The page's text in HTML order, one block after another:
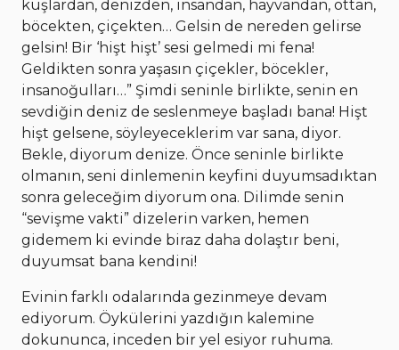
kuşlardan, denizden, insandan, hayvandan, ottan,
böcekten, çiçekten… Gelsin de nereden gelirse
gelsin! Bir ‘hişt hişt’ sesi gelmedi mi fena!
Geldikten sonra yaşasın çiçekler, böcekler,
insanoğulları…” Şimdi seninle birlikte, senin en
sevdiğin deniz de seslenmeye başladı bana! Hişt
hişt gelsene, söyleyeceklerim var sana, diyor.
Bekle, diyorum denize. Önce seninle birlikte
olmanın, seni dinlemenin keyfini duyumsadıktan
sonra geleceğim diyorum ona. Dilimde senin
“sevişme vakti” dizelerin varken, hemen
gidemem ki evinde biraz daha dolaştır beni,
duyumsat bana kendini!
Evinin farklı odalarında gezinmeye devam
ediyorum. Öykülerini yazdığın kalemine
dokununca, inceden bir yel esiyor ruhuma.